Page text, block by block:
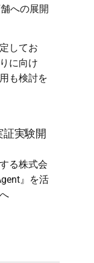
への展開
してお
に向け
も検討を
証実験開
る株式会
』を活